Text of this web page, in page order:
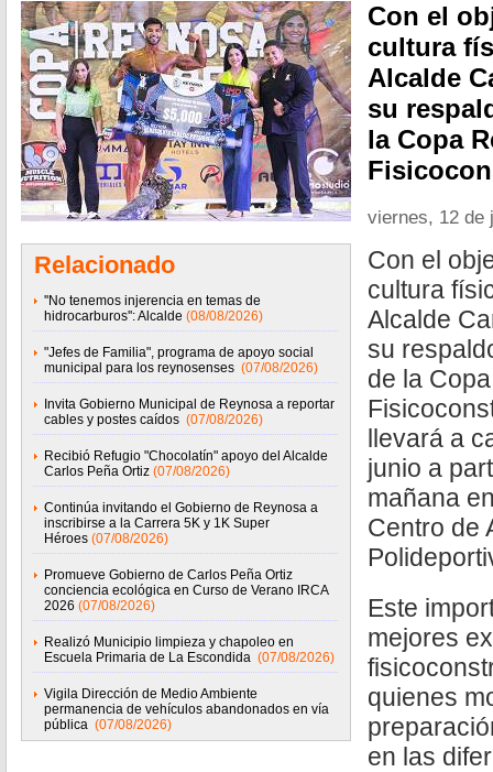
Relacionado
''No tenemos injerencia en temas de
hidrocarburos'': Alcalde (08/08/2026)
"Jefes de Familia", programa de apoyo social
municipal para los reynosenses (07/08/2026)
Invita Gobierno Municipal de Reynosa a reportar
cables y postes caídos (07/08/2026)
Recibió Refugio "Chocolatín" apoyo del Alcalde
Carlos Peña Ortiz (07/08/2026)
Continúa invitando el Gobierno de Reynosa a
inscribirse a la Carrera 5K y 1K Super
Héroes (07/08/2026)
Promueve Gobierno de Carlos Peña Ortiz
conciencia ecológica en Curso de Verano IRCA
2026 (07/08/2026)
Realizó Municipio limpieza y chapoleo en
Escuela Primaria de La Escondida (07/08/2026)
Vigila Dirección de Medio Ambiente
permanencia de vehículos abandonados en vía
pública (07/08/2026)
Con el
cultura
Alcalde
su
la Copa
viernes, 12 de
Con el
cultura
Alcalde
su
de la
llevará a
junio a
mañana
Centro de
Este
mejores
quienes
en las